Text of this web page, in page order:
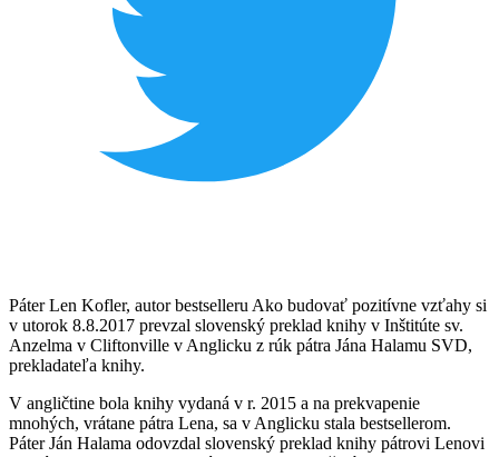
Páter Len Kofler, autor bestselleru Ako budovať pozitívne vzťahy si
v utorok 8.8.2017 prevzal slovenský preklad knihy v Inštitúte sv.
Anzelma v Cliftonville v Anglicku z rúk pátra Jána Halamu SVD,
prekladateľa knihy.
V angličtine bola knihy vydaná v r. 2015 a na prekvapenie
mnohých, vrátane pátra Lena, sa v Anglicku stala bestsellerom.
Páter Ján Halama odovzdal slovenský preklad knihy pátrovi Lenovi